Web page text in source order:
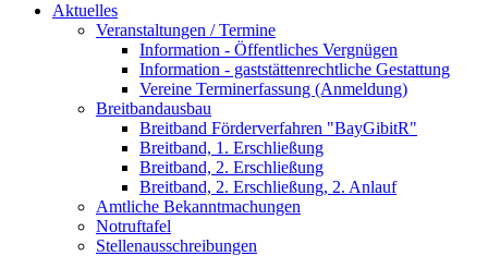
Aktuelles
Veranstaltungen / Termine
Information - Öffentliches Vergnügen
Information - gaststättenrechtliche Gestattung
Vereine Terminerfassung (Anmeldung)
Breitbandausbau
Breitband Förderverfahren "BayGibitR"
Breitband, 1. Erschließung
Breitband, 2. Erschließung
Breitband, 2. Erschließung, 2. Anlauf
Amtliche Bekanntmachungen
Notruftafel
Stellenausschreibungen